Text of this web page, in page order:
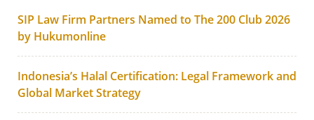
SIP Law Firm Partners Named to The 200 Club 2026
by Hukumonline
Indonesia’s Halal Certification: Legal Framework and
Global Market Strategy